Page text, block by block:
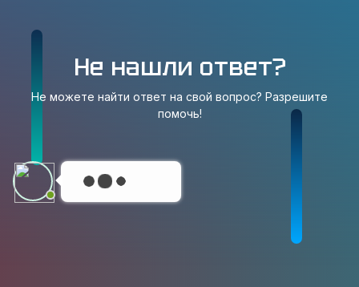
Не нашли ответ?
Не можете найти ответ на свой вопрос? Разрешите
помочь!